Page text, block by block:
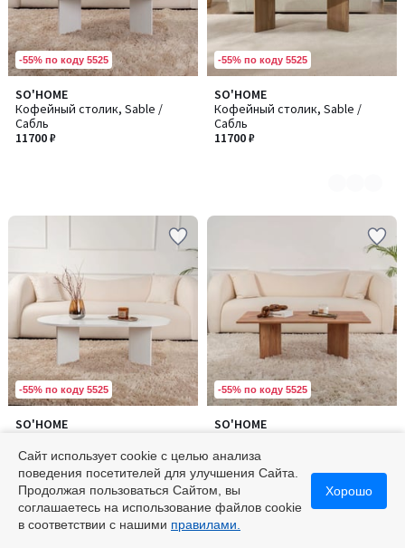
-55% по коду 5525
SO'HOME
Кофейный столик, Sable /
Сабль
11700 ₽
-55% по коду 5525
SO'HOME
Кофейный столик, Sable /
Сабль
11700 ₽
Количество
цветов:
2
-55% по коду 5525
SO'HOME
Сабль
11700 ₽
Количество
2
-55% по коду 5525
SO'HOME
Сабин
11700 ₽
Количество
2
Сайт использует cookie с целью анализа
поведения посетителей для улучшения Сайта.
Продолжая пользоваться Сайтом, вы
соглашаетесь на использование файлов cookie
в соответствии с нашими правилами.
Хорошо